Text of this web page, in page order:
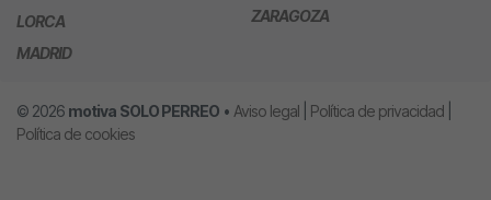
LORCA
MADRID
ZARAGOZA
© 2026 motiva SOLO PERREO • Aviso legal Política de privacidad
Política de cookies